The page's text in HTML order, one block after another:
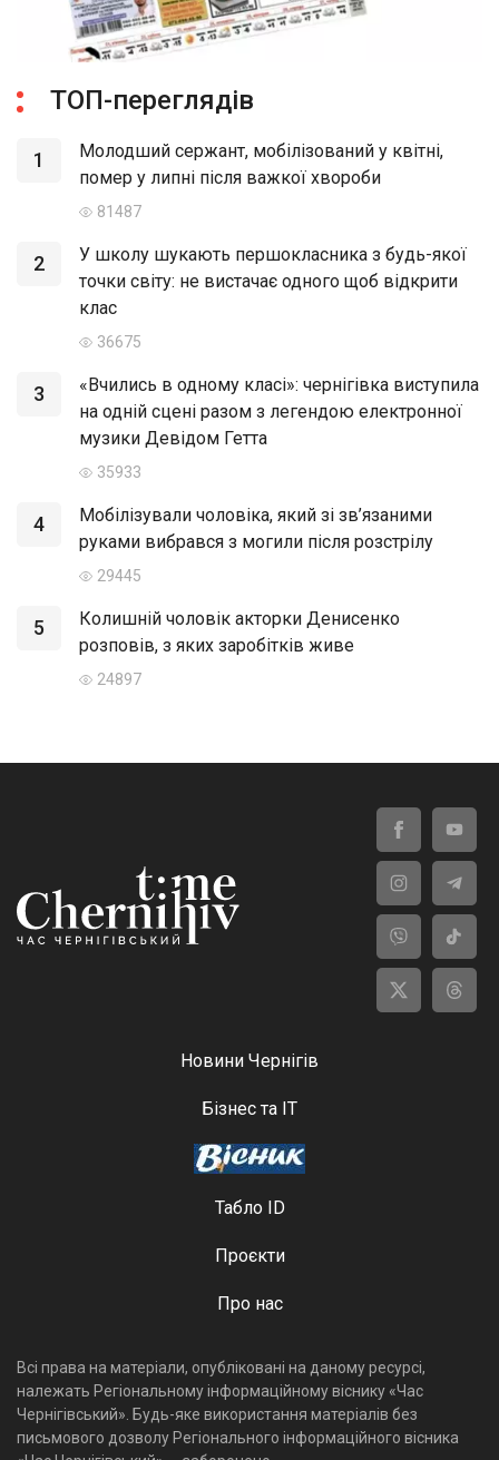
ТОП-переглядів
1
Молодший сержант, мобілізований у квітні,
помер у липні після важкої хвороби
81487
2
У школу шукають першокласника з будь-якої
точки світу: не вистачає одного щоб відкрити
клас
36675
3
«Вчились в одному класі»: чернігівка виступила
на одній сцені разом з легендою електронної
музики Девідом Гетта
35933
4
Мобілізували чоловіка, який зі зв’язаними
руками вибрався з могили після розстрілу
29445
5
Колишній чоловік акторки Денисенко
розповів, з яких заробітків живе
24897
Новини Чернігів
Бізнес та ІТ
Табло ID
Проєкти
Про нас
Всі права на матеріали, опубліковані на даному ресурсі,
належать Регіональному інформаційному віснику «Час
Чернігівський». Будь-яке використання матеріалів без
письмового дозволу Регіонального інформаційного вісника